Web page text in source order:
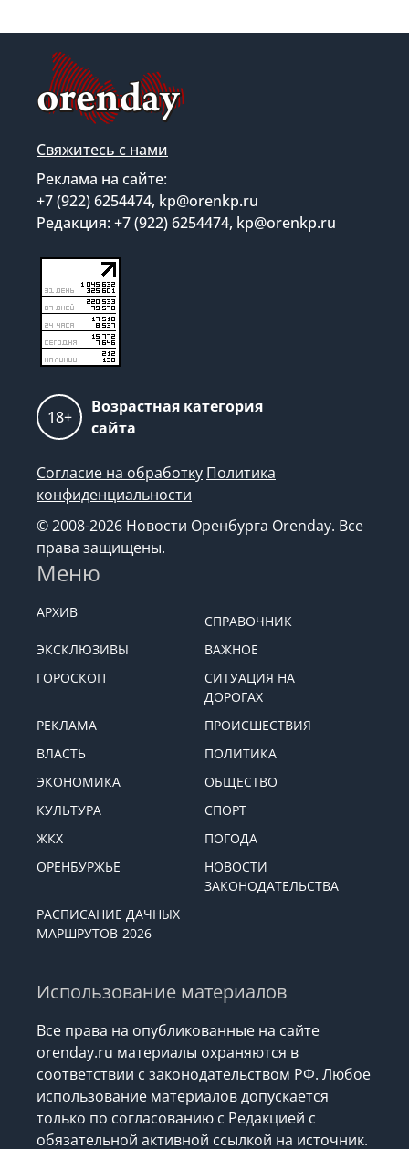
Свяжитесь с нами
Реклама на сайте:
+7 (922) 6254474, kp@orenkp.ru
Редакция: +7 (922) 6254474, kp@orenkp.ru
18+
Возрастная категория
сайта
Согласие на обработку Политика
конфиденциальности
© 2008-2026 Новости Оренбурга Orenday. Все
права защищены.
Меню
АРХИВ
СПРАВОЧНИК
ЭКСКЛЮЗИВЫ
ВАЖНОЕ
ГОРОСКОП
СИТУАЦИЯ НА
ДОРОГАХ
РЕКЛАМА
ПРОИСШЕСТВИЯ
ВЛАСТЬ
ПОЛИТИКА
ЭКОНОМИКА
ОБЩЕСТВО
КУЛЬТУРА
СПОРТ
ЖКХ
ПОГОДА
ОРЕНБУРЖЬЕ
НОВОСТИ
ЗАКОНОДАТЕЛЬСТВА
РАСПИСАНИЕ ДАЧНЫХ
МАРШРУТОВ-2026
Использование материалов
Все права на опубликованные на сайте
orenday.ru материалы охраняются в
соответствии с законодательством РФ. Любое
использование материалов допускается
только по согласованию с Редакцией с
обязательной активной ссылкой на источник.